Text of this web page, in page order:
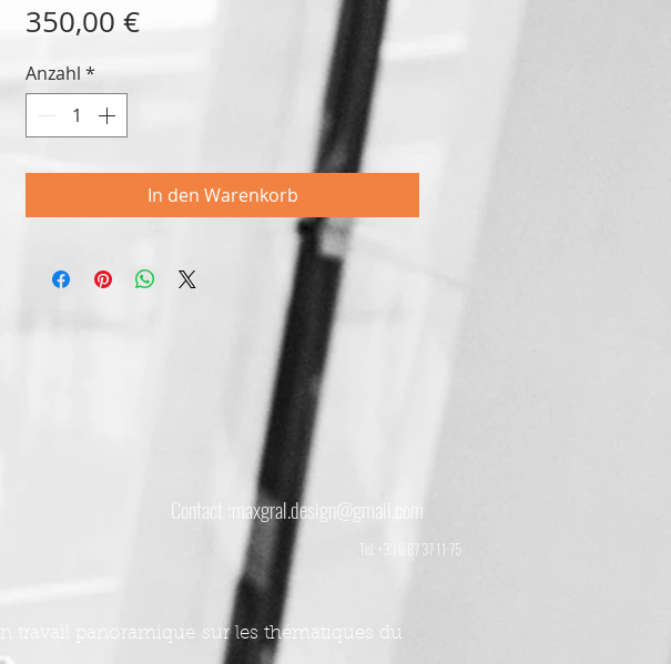
350,00 €Preis
Anzahl *
In den Warenkorb
Contact : maxgral.design@gmail.com
Tel: +33 6 87 37 11 75
travail panoramique sur les thématiques du